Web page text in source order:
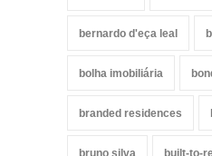
bernardo d'eça leal
bolha imobiliária
branded residences
bruno silva built-to-